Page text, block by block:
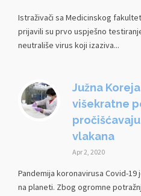
Istraživači sa Medicinskog
prijavili su prvo uspješno
neutrališe virus koji izaziva...
Južna
višekratne
vlakana
Apr 2, 2020
Pandemija koronavirusa Covid-
na planeti. Zbog ogromne